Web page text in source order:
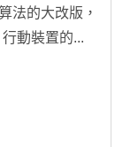
法的大改版，
動裝置的...